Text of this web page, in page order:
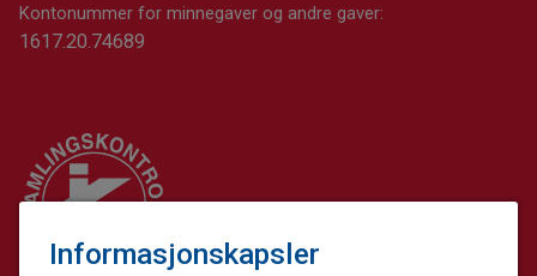
Informasjonskapsler
Kontonummer for minnegaver og andre gaver:
1617.20.74689